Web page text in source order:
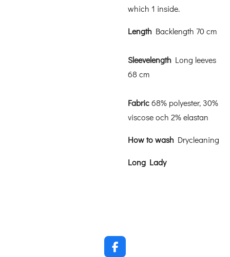
which 1 inside.
Length Backlength 70 cm
Sleevelength Long leeves
68 cm
Fabric68% polyester, 30%
viscose och 2% elastan
How to wash Drycleaning
Long Lady
F